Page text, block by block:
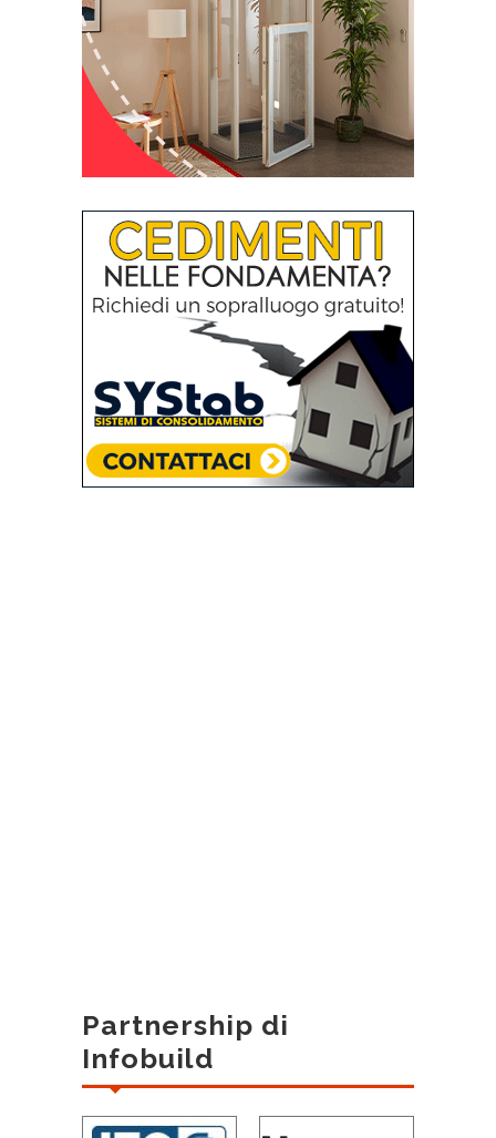
Partnership di
Infobuild